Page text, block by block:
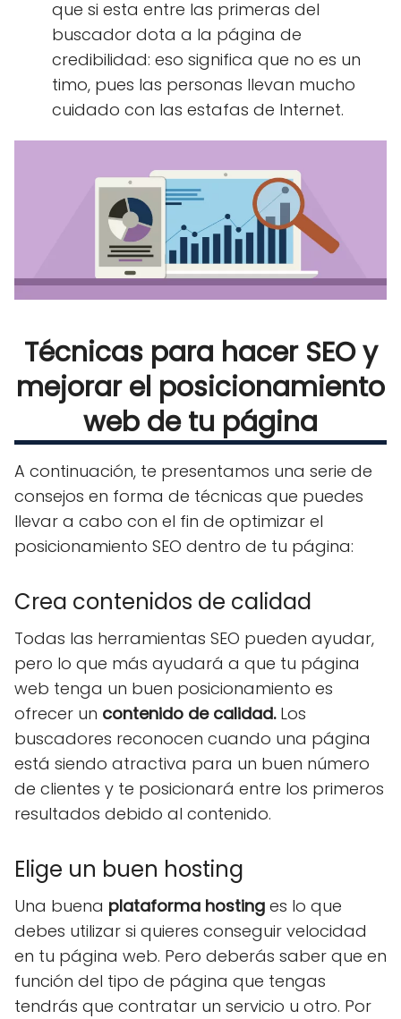
que si esta entre las primeras del
buscador dota a la página de
credibilidad: eso significa que no es un
timo, pues las personas llevan mucho
cuidado con las estafas de Internet.
Técnicas para hacer SEO y
mejorar el posicionamiento
web de tu página
A continuación, te presentamos una serie de
consejos en forma de técnicas que puedes
llevar a cabo con el fin de optimizar el
posicionamiento SEO dentro de tu página:
Crea contenidos de calidad
Todas las herramientas SEO pueden ayudar,
pero lo que más ayudará a que tu página
web tenga un buen posicionamiento es
ofrecer un contenido de calidad.Los
buscadores reconocen cuando una página
está siendo atractiva para un buen número
de clientes y te posicionará entre los primeros
resultados debido al contenido.
Elige un buen hosting
Una buena plataforma hosting es lo que
debes utilizar si quieres conseguir velocidad
en tu página web. Pero deberás saber que en
función del tipo de página que tengas
tendrás que contratar un servicio u otro. Por